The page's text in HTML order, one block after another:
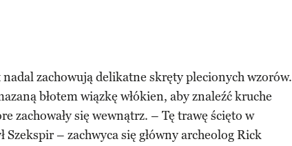
nadal zachowują delikatne skręty plecionych wzorów.
błotem wiązkę włókien, aby znaleźć kruche
zachowały się wewnątrz. – Tę trawę ścięto w
Szekspir – zachwyca się główny archeolog Rick